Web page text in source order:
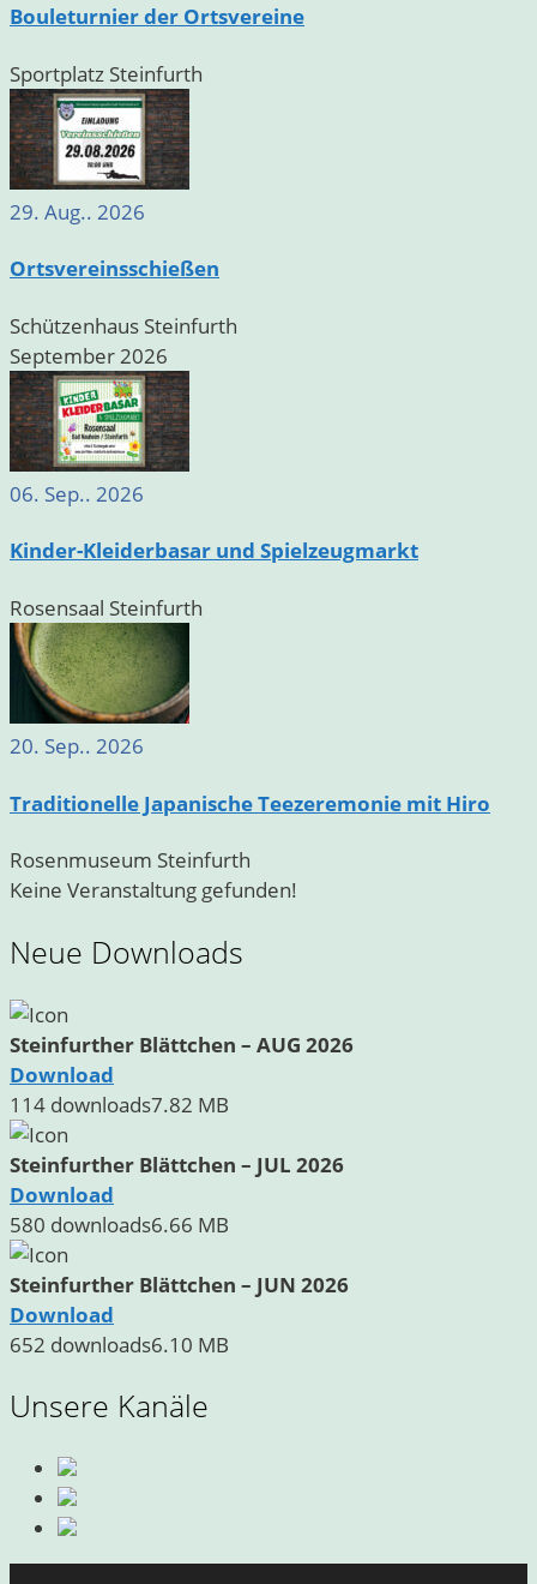
Bouleturnier der Ortsvereine
Sportplatz Steinfurth
29. Aug.. 2026
Ortsvereinsschießen
Schützenhaus Steinfurth
September 2026
06. Sep.. 2026
Kinder-Kleiderbasar und Spielzeugmarkt
Rosensaal Steinfurth
20. Sep.. 2026
Traditionelle Japanische Teezeremonie mit Hiro
Rosenmuseum Steinfurth
Keine Veranstaltung gefunden!
Neue Downloads
Steinfurther Blättchen – AUG 2026
Download
114 downloads7.82 MB
Steinfurther Blättchen – JUL 2026
Download
580 downloads6.66 MB
Steinfurther Blättchen – JUN 2026
Download
652 downloads6.10 MB
Unsere Kanäle